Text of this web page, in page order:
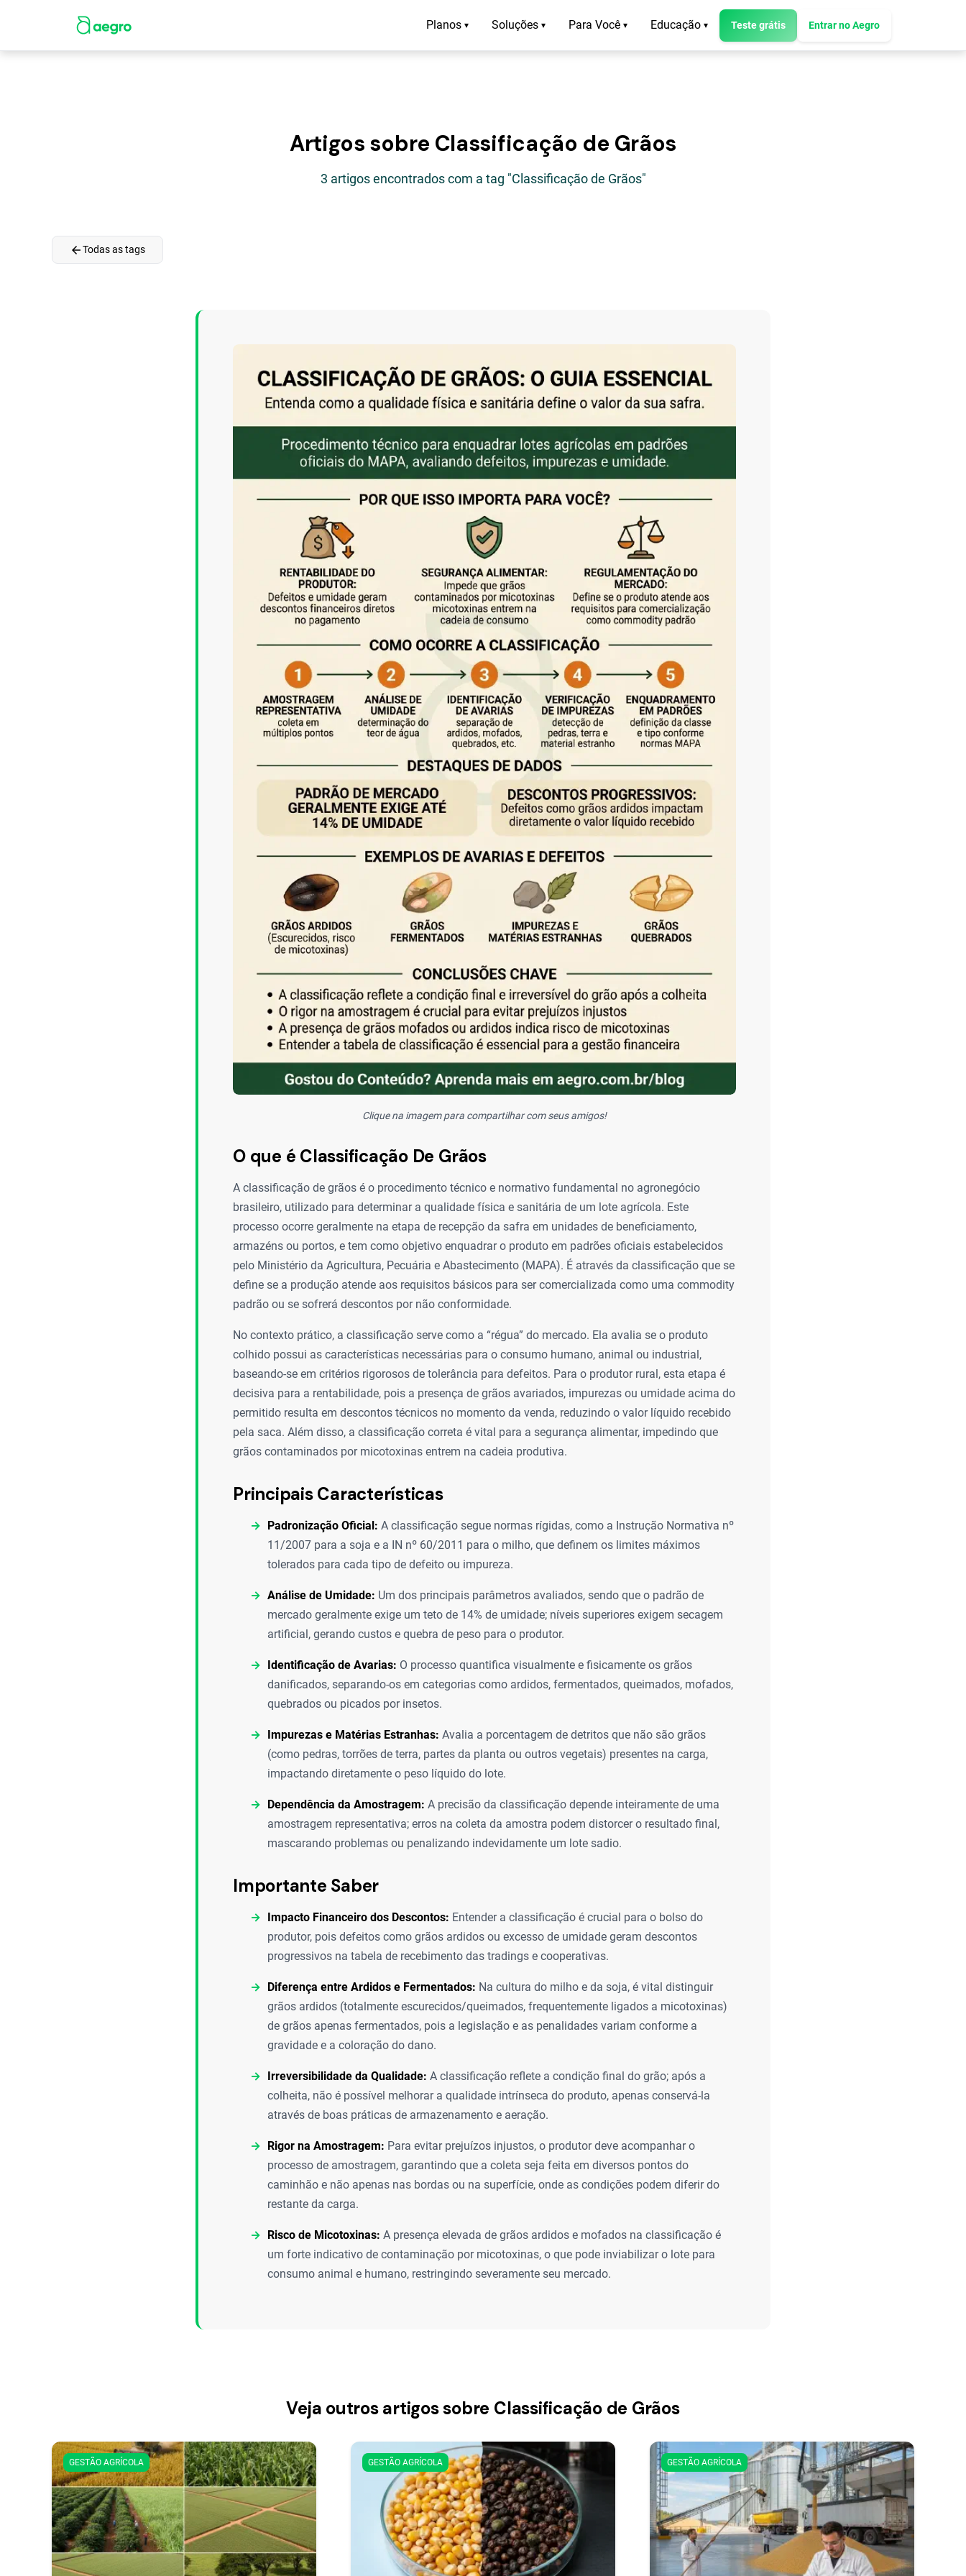
Planos ▾ Soluções ▾ Para Você ▾ Educação ▾ Teste grátis Entrar no Aegro
Artigos sobre Classificação de Grãos
3 artigos encontrados com a tag "Classificação de Grãos"
arrow_backTodas as tags
Clique na imagem para compartilhar com seus amigos!
O que é Classificação De Grãos
A classificação de grãos é o procedimento técnico e normativo fundamental no agronegócio
brasileiro, utilizado para determinar a qualidade física e sanitária de um lote agrícola. Este
processo ocorre geralmente na etapa de recepção da safra em unidades de beneficiamento,
armazéns ou portos, e tem como objetivo enquadrar o produto em padrões oficiais estabelecidos
pelo Ministério da Agricultura, Pecuária e Abastecimento (MAPA). É através da classificação que se
define se a produção atende aos requisitos básicos para ser comercializada como uma commodity
padrão ou se sofrerá descontos por não conformidade.
No contexto prático, a classificação serve como a “régua” do mercado. Ela avalia se o produto
colhido possui as características necessárias para o consumo humano, animal ou industrial,
baseando-se em critérios rigorosos de tolerância para defeitos. Para o produtor rural, esta etapa é
decisiva para a rentabilidade, pois a presença de grãos avariados, impurezas ou umidade acima do
permitido resulta em descontos técnicos no momento da venda, reduzindo o valor líquido recebido
pela saca. Além disso, a classificação correta é vital para a segurança alimentar, impedindo que
grãos contaminados por micotoxinas entrem na cadeia produtiva.
Principais Características
Padronização Oficial: A classificação segue normas rígidas, como a Instrução Normativa nº
11/2007 para a soja e a IN nº 60/2011 para o milho, que definem os limites máximos
tolerados para cada tipo de defeito ou impureza.
Análise de Umidade: Um dos principais parâmetros avaliados, sendo que o padrão de
mercado geralmente exige um teto de 14% de umidade; níveis superiores exigem secagem
artificial, gerando custos e quebra de peso para o produtor.
Identificação de Avarias: O processo quantifica visualmente e fisicamente os grãos
danificados, separando-os em categorias como ardidos, fermentados, queimados, mofados,
quebrados ou picados por insetos.
Impurezas e Matérias Estranhas: Avalia a porcentagem de detritos que não são grãos
(como pedras, torrões de terra, partes da planta ou outros vegetais) presentes na carga,
impactando diretamente o peso líquido do lote.
Dependência da Amostragem: A precisão da classificação depende inteiramente de uma
amostragem representativa; erros na coleta da amostra podem distorcer o resultado final,
mascarando problemas ou penalizando indevidamente um lote sadio.
Importante Saber
Impacto Financeiro dos Descontos: Entender a classificação é crucial para o bolso do
produtor, pois defeitos como grãos ardidos ou excesso de umidade geram descontos
progressivos na tabela de recebimento das tradings e cooperativas.
Diferença entre Ardidos e Fermentados: Na cultura do milho e da soja, é vital distinguir
grãos ardidos (totalmente escurecidos/queimados, frequentemente ligados a micotoxinas)
de grãos apenas fermentados, pois a legislação e as penalidades variam conforme a
gravidade e a coloração do dano.
Irreversibilidade da Qualidade: A classificação reflete a condição final do grão; após a
colheita, não é possível melhorar a qualidade intrínseca do produto, apenas conservá-la
através de boas práticas de armazenamento e aeração.
Rigor na Amostragem: Para evitar prejuízos injustos, o produtor deve acompanhar o
processo de amostragem, garantindo que a coleta seja feita em diversos pontos do
caminhão e não apenas nas bordas ou na superfície, onde as condições podem diferir do
restante da carga.
Risco de Micotoxinas: A presença elevada de grãos ardidos e mofados na classificação é
um forte indicativo de contaminação por micotoxinas, o que pode inviabilizar o lote para
consumo animal e humano, restringindo severamente seu mercado.
Veja outros artigos sobre Classificação de Grãos
GESTÃO AGRÍCOLA GESTÃO AGRÍCOLA GESTÃO AGRÍCOLA